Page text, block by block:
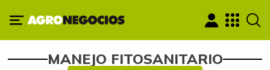
MANEJO FITOSANITARIO